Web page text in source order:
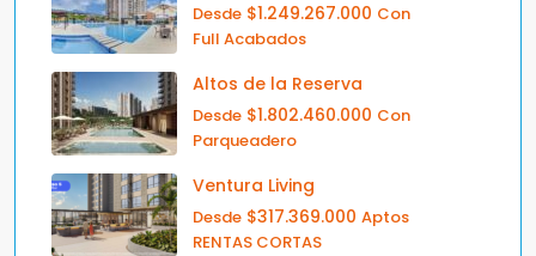
Desde $1.249.267.000 Con
Full Acabados
Altos de la Reserva
Desde $1.802.460.000 Con
Parqueadero
Ventura Living
Desde $317.369.000 Aptos
RENTAS CORTAS